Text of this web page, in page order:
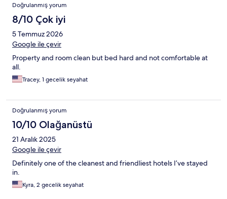
Doğrulanmış yorum
8/10 Çok iyi
5 Temmuz 2026
Google ile çevir
Property and room clean but bed hard and not comfortable at
all.
Tracey, 1 gecelik seyahat
Doğrulanmış yorum
10/10 Olağanüstü
21 Aralık 2025
Google ile çevir
Definitely one of the cleanest and friendliest hotels I’ve stayed
in.
Kyra, 2 gecelik seyahat